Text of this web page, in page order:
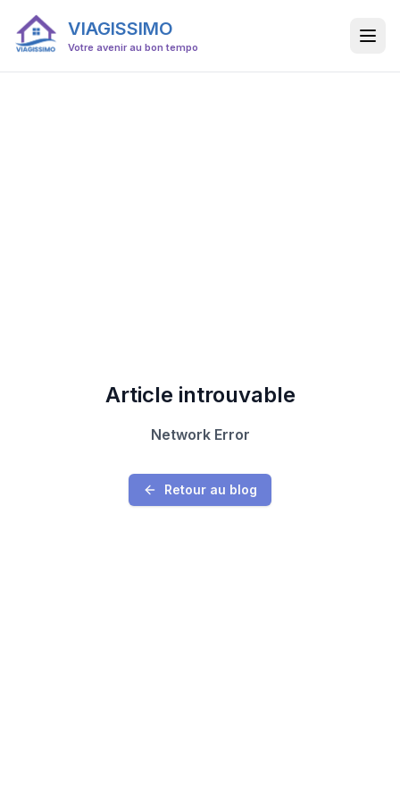
VIAGISSIMO
Votre avenir au bon tempo
Article introuvable
Network Error
Retour au blog